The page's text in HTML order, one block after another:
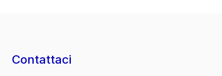
Contattaci